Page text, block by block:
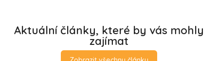
Aktuální články, které by vás mohly
zajímat